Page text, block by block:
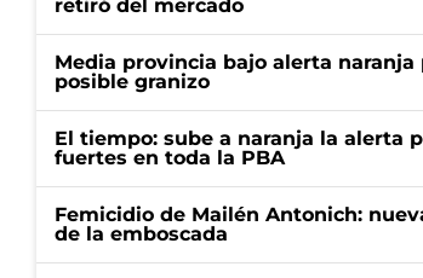
retiró del mercado
Media provincia bajo alerta
posible granizo
El tiempo: sube a naranja la alerta
fuertes en toda la PBA
Femicidio de Mailén Antonich:
de la emboscada